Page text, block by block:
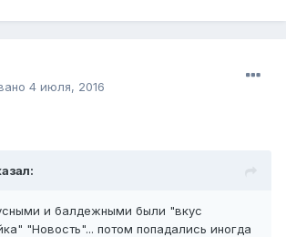
4 июля, 2016
и балдежными были "вкус
"Новость"... потом попадались иногда